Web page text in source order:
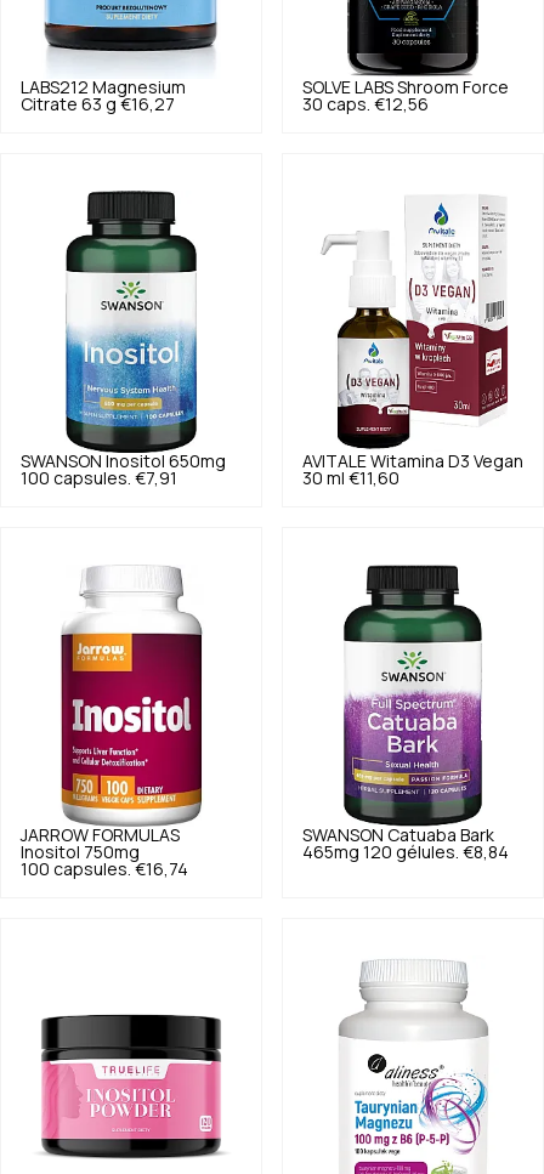
LABS212 Magnesium
Citrate 63 g €16,27
SOLVE LABS Shroom Force
30 caps. €12,56
SWANSON Inositol 650mg
100 capsules. €7,91
AVITALE Witamina D3 Vegan
30 ml €11,60
JARROW FORMULAS
Inositol 750mg
100 capsules. €16,74
SWANSON Catuaba Bark
465mg 120 gélules. €8,84